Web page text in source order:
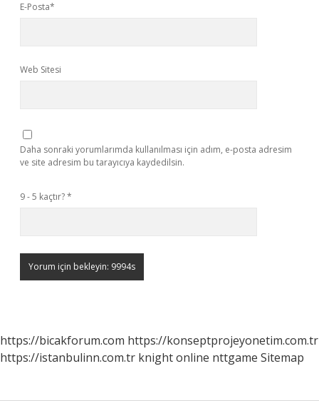
E-Posta*
Web Sitesi
Daha sonraki yorumlarımda kullanılması için adım, e-posta adresim
ve site adresim bu tarayıcıya kaydedilsin.
9 - 5 kaçtır?*
https://bicakforum.com https://konseptprojeyonetim.com.tr
https://istanbulinn.com.tr knight online nttgame Sitemap